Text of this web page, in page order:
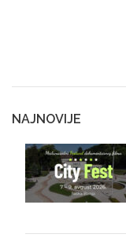
NAJNOVIJE